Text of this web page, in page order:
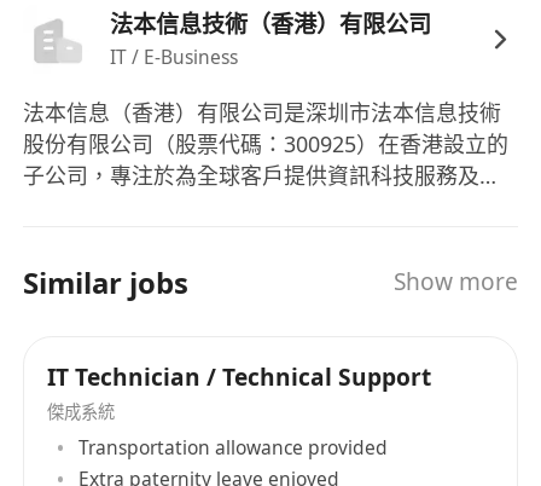
法本信息技術（香港）有限公司
IT / E-Business
法本信息（香港）有限公司是深圳市法本信息技術
股份有限公司（股票代碼：300925）在香港設立的
子公司，專注於為全球客戶提供資訊科技服務及數
業經驗，致力為亞太區及全球客戶提供高效益的數
碼轉型服務，協助企業應對技術挑戰，推動業務創
Similar jobs Show more
IT Technician / Technical Support
傑成系統
Transportation allowance provided
Extra paternity leave enjoyed